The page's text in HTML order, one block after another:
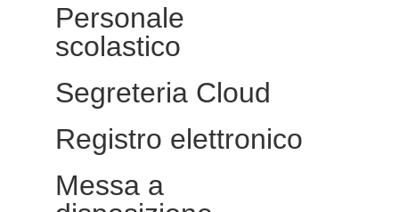
Personale
scolastico
Segreteria Cloud
Registro elettronico
Messa a